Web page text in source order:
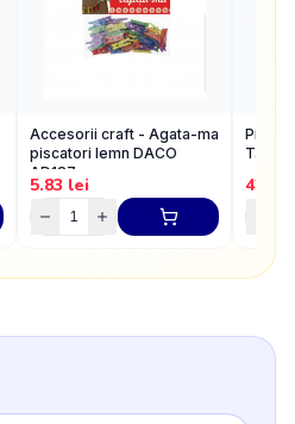
Accesorii craft - Agata-ma
piscatori lemn DACO
AD187
5.83 lei
Pistol
Tare
42.06